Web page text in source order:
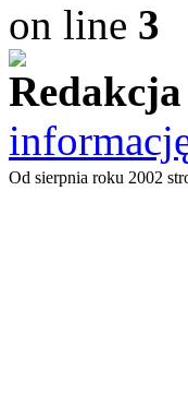
on line 3
Redakcja
Od sierpnia roku 2002